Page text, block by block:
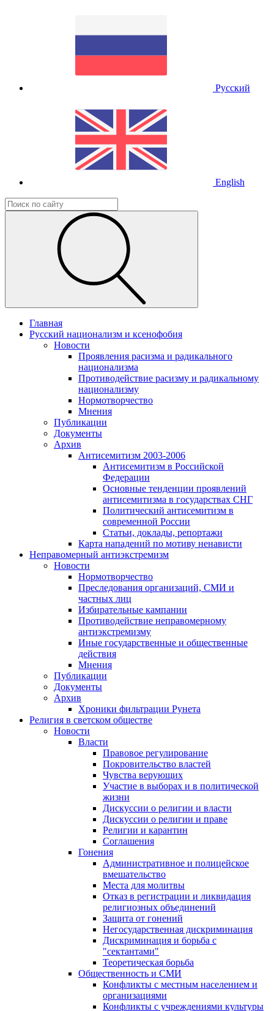
Русский
English
Главная
Русский национализм и ксенофобия
Новости
Проявления расизма и радикального
национализма
Противодействие расизму и радикальному
национализму
Нормотворчество
Мнения
Публикации
Документы
Архив
Антисемитизм 2003-2006
Антисемитизм в Российской
Федерации
Основные тенденции проявлений
антисемитизма в государствах СНГ
Политический антисемитизм в
современной России
Статьи, доклады, репортажи
Карта нападений по мотиву ненависти
Неправомерный антиэкстремизм
Новости
Нормотворчество
Преследования организаций, СМИ и
частных лиц
Избирательные кампании
Противодействие неправомерному
антиэкстремизму
Иные государственные и общественные
действия
Мнения
Публикации
Документы
Архив
Хроники фильтрации Рунета
Религия в светском обществе
Новости
Власти
Правовое регулирование
Покровительство властей
Чувства верующих
Участие в выборах и в политической
жизни
Дискуссии о религии и власти
Дискуссии о религии и праве
Религии и карантин
Соглашения
Гонения
Административное и полицейское
вмешательство
Места для молитвы
Отказ в регистрации и ликвидация
религиозных объединений
Защита от гонений
Негосударственная дискриминация
Дискриминация и борьба с
"сектантами"
Теоретическая борьба
Общественность и СМИ
Конфликты с местным населением и
организациями
Конфликты с учреждениями культуры